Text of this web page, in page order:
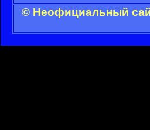
© Неофициальный